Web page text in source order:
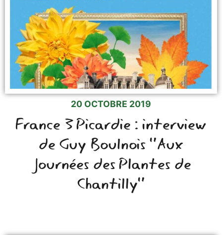
20 OCTOBRE 2019
France 3 Picardie : interview
de Guy Boulnois "Aux
Journées des Plantes de
Chantilly"